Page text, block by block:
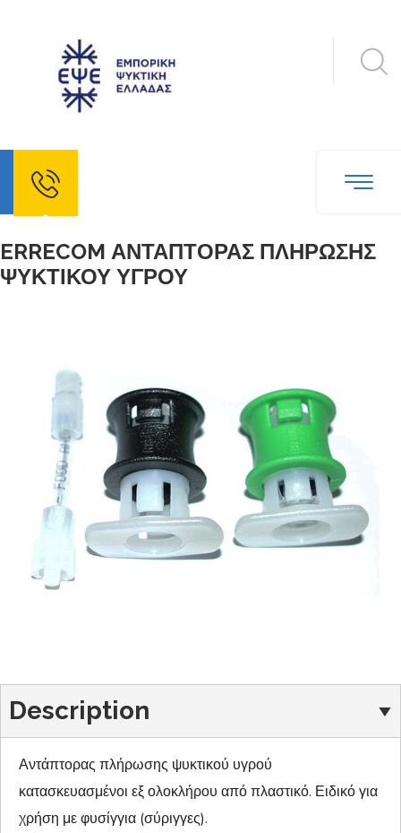
ERRECOM ΑΝΤΑΠΤΟΡΑΣ ΠΛΗΡΩΣΗΣ
ΨΥΚΤΙΚΟΥ ΥΓΡΟΥ
Description
Αντάπτορας πλήρωσης ψυκτικού υγρού
κατασκευασμένοι εξ ολοκλήρου από πλαστικό. Ειδικό για
χρήση με φυσίγγια (σύριγγες).